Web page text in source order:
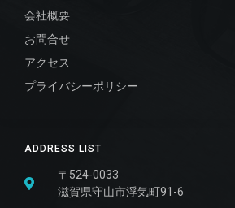
ADDRESS LIST
〒524-0033
滋賀県守山市浮気町91-6
会社概要
お問合せ
アクセス
プライバシーポリシー